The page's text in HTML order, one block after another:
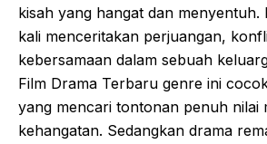
kisah yang hangat dan menyentuh.
kali menceritakan perjuangan,
kebersamaan dalam sebuah
Film Drama Terbaru genre ini
yang mencari tontonan penuh nilai
kehangatan. Sedangkan drama